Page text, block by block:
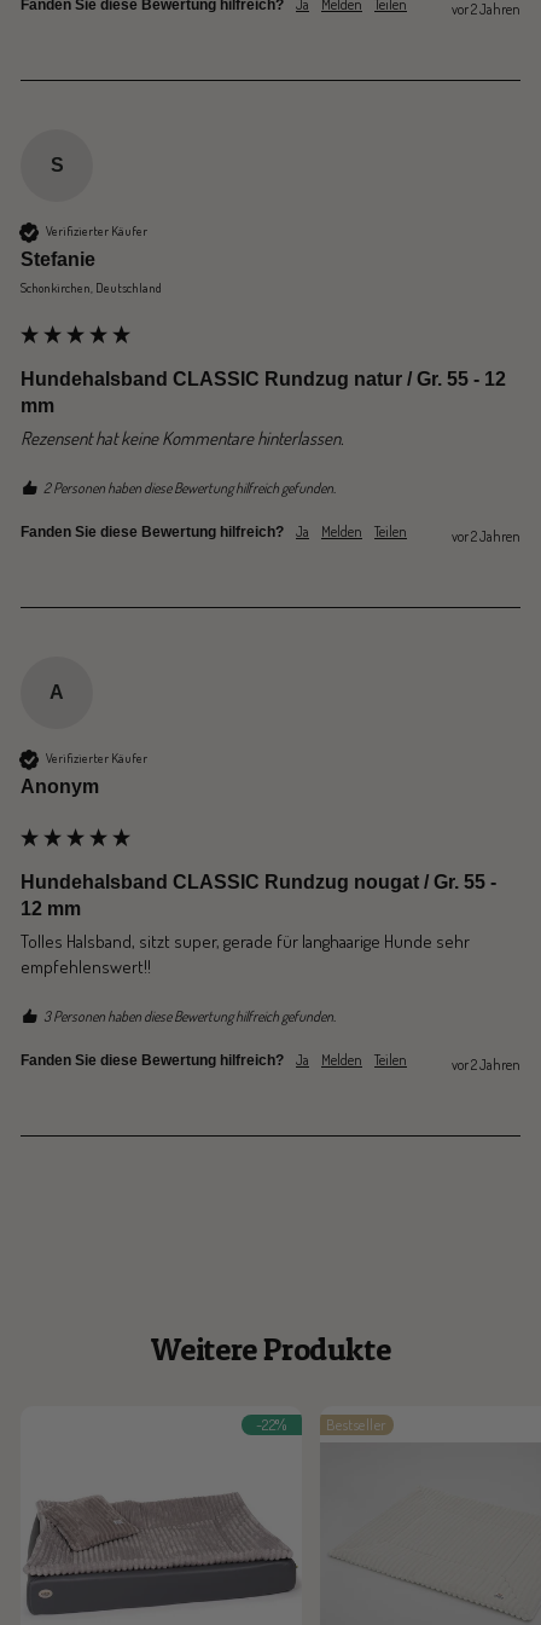
Fanden Sie diese Bewertung hilfreich? Ja Melden Teilen vor 2 Jahren
S
Verifizierter Käufer
Stefanie
Schonkirchen, Deutschland
Hundehalsband CLASSIC Rundzug natur / Gr. 55 - 12
mm
Rezensent hat keine Kommentare hinterlassen.
2 Personen haben diese Bewertung hilfreich gefunden.
Fanden Sie diese Bewertung hilfreich? Ja Melden Teilen vor 2 Jahren
A
Verifizierter Käufer
Anonym
Hundehalsband CLASSIC Rundzug nougat / Gr. 55 -
12 mm
Tolles Halsband, sitzt super, gerade für langhaarige Hunde sehr
empfehlenswert!!
3 Personen haben diese Bewertung hilfreich gefunden.
Fanden Sie diese Bewertung hilfreich? Ja Melden Teilen vor 2 Jahren
Weitere Produkte
-22% Bestseller